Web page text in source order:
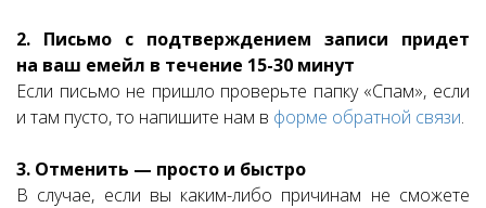
2. Письмо с подтверждением записи придет
на ваш емейл в течение 15-30 минут
Если письмо не пришло проверьте папку «Спам», если
и там пусто, то напишите нам в форме обратной связи.
3. Отменить — просто и быстро
В случае, если вы каким-либо причинам не сможете